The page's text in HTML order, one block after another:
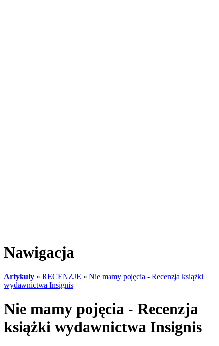
Nawigacja
Artykuły » RECENZJE » Nie mamy pojęcia - Recenzja książki
wydawnictwa Insignis
Nie mamy pojęcia - Recenzja
książki wydawnictwa Insignis